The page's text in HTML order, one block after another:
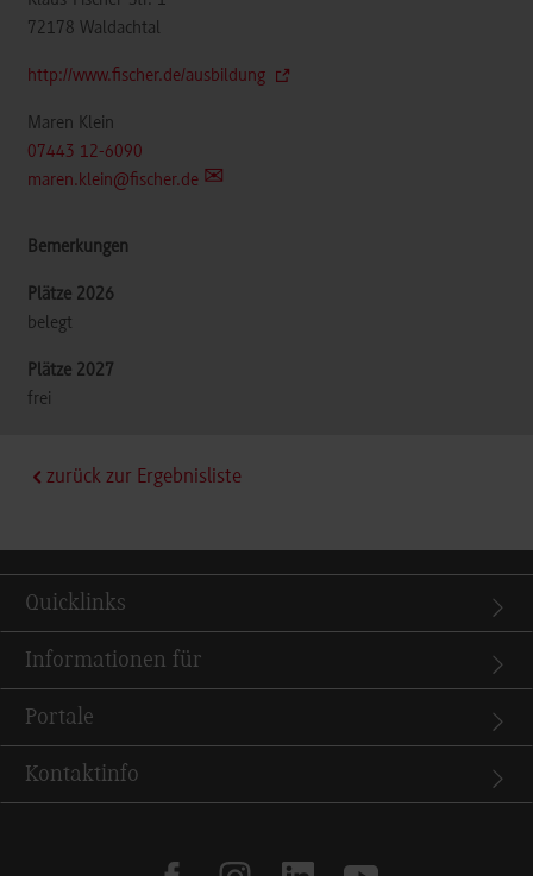
72178 Waldachtal
http://www.fischer.de/ausbildung
Maren Klein
07443 12-6090
maren.klein@fischer.de
belegt
frei
zurück zur Ergebnisliste
Quicklinks
Informationen für
Portale
Kontaktinfo